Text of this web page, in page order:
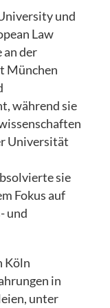
und
Law
an der
München
während sie
Universität
sie
Fokus auf
und
Köln
in
unter